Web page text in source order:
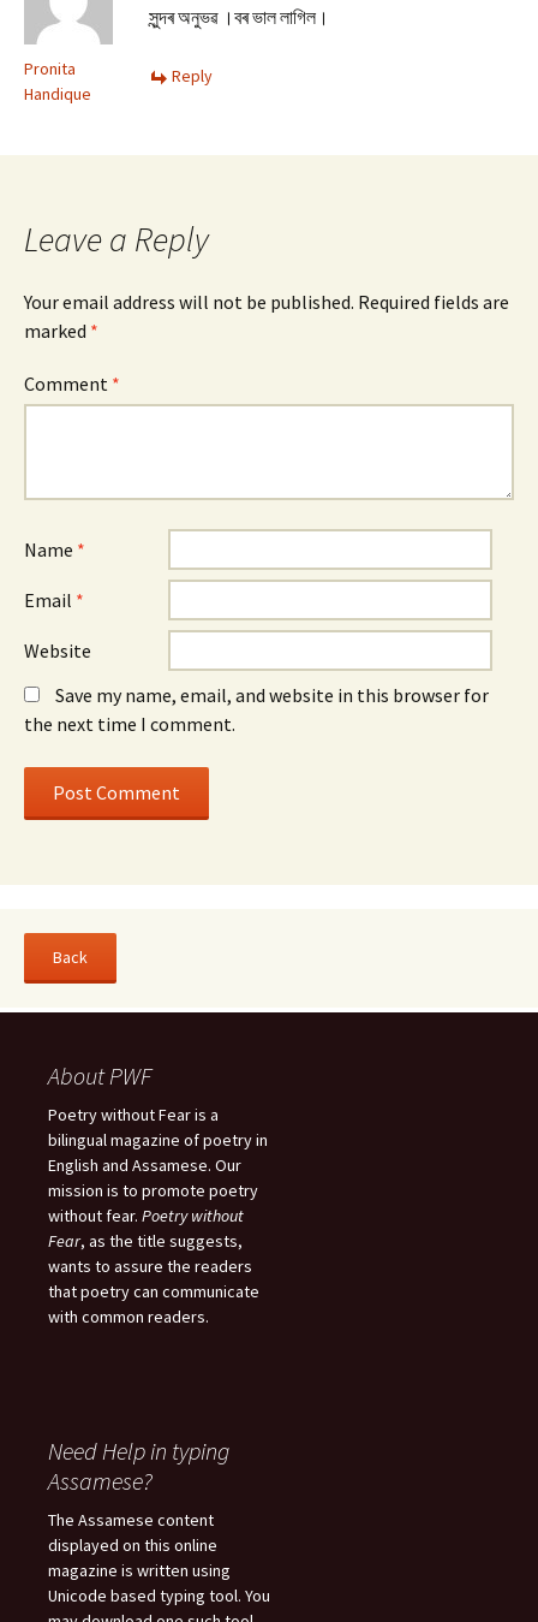
Pronita
Handique
সুন্দৰ অনুভৱ ।বৰ ভাল লাগিল।
Reply
Leave a Reply
Your email address will not be published. Required fields are
marked *
Comment *
Name *
Email *
Website
Save my name, email, and website in this browser for
the next time I comment.
About PWF
Poetry without Fear is a
bilingual magazine of poetry in
English and Assamese. Our
mission is to promote poetry
without fear. Poetry without
Fear, as the title suggests,
wants to assure the readers
that poetry can communicate
with common readers.
Need Help in typing
Assamese?
The Assamese content
displayed on this online
magazine is written using
Unicode based typing tool. You